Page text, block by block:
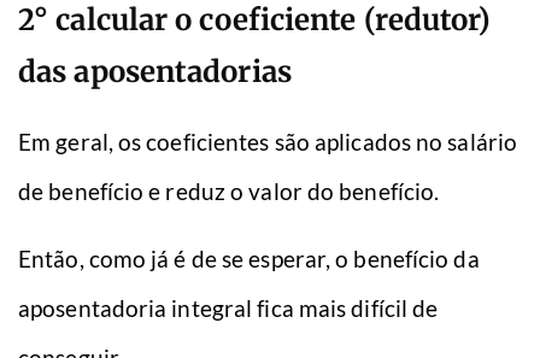
2° calcular o coeficiente (redutor)
das aposentadorias
Em geral, os coeficientes são aplicados no salário
de benefício e reduz o valor do benefício.
Então, como já é de se esperar, o benefício da
aposentadoria integral fica mais difícil de